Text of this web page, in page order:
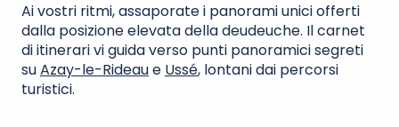
Ai vostri ritmi, assaporate i panorami unici offerti
dalla posizione elevata della deudeuche. Il carnet
di itinerari vi guida verso punti panoramici segreti
suAzay-le-Rideaue Ussé, lontani dai percorsi
turistici.